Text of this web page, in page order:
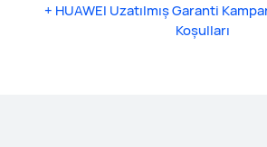
+ HUAWEI Uzatılmış Garanti
Koşulları